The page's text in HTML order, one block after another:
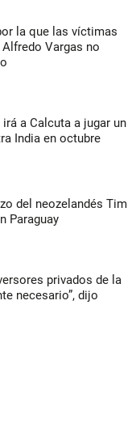
la que las víctimas
Vargas no
a Calcuta a jugar un
India en octubre
del neozelandés Tim
Paraguay
privados de la
necesario”, dijo